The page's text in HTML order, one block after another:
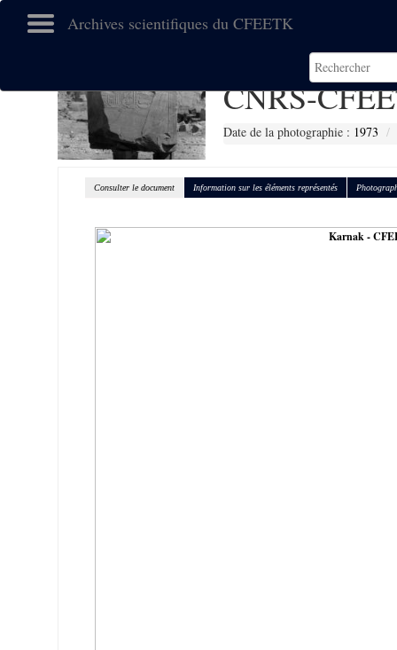
Archives scientifiques du CFEETK
CNRS-
Date de la photographie : 1973
Consulter le document Information sur les éléments représentés